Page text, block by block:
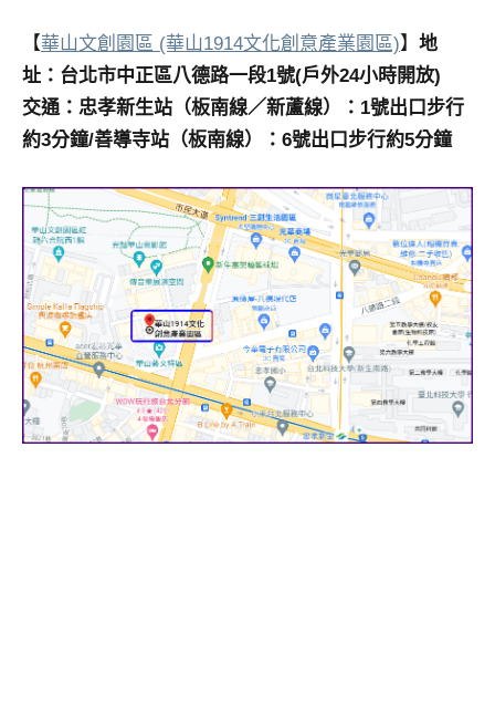
【華山文創園區 (華山1914文化創意產業園區)】 地
址：台北市中正區八德路一段1號(戶外24小時開放)
交通：忠孝新生站（板南線／新蘆線）：1號出口步行
約3分鐘/善導寺站（板南線）：6號出口步行約5分鐘